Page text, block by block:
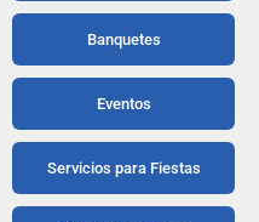
Banquetes
Eventos
Servicios para Fiestas